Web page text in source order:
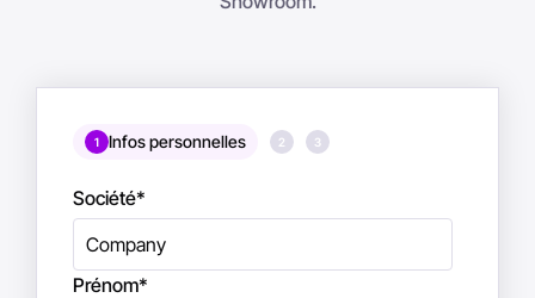
1 Infos personnelles 2 3
Société*
Prénom*